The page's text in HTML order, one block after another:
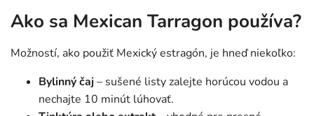
Ako sa Mexican Tarragon používa?
Možností, ako použiť Mexický estragón, je hneď niekoľko:
Bylinný čaj– sušené listy zalejte horúcou vodou a
nechajte 10 minút lúhovať.